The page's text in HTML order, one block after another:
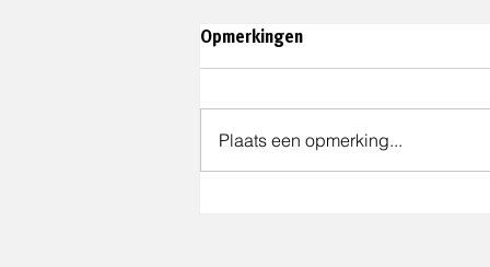
Opmerkingen
Plaats een opmerking...